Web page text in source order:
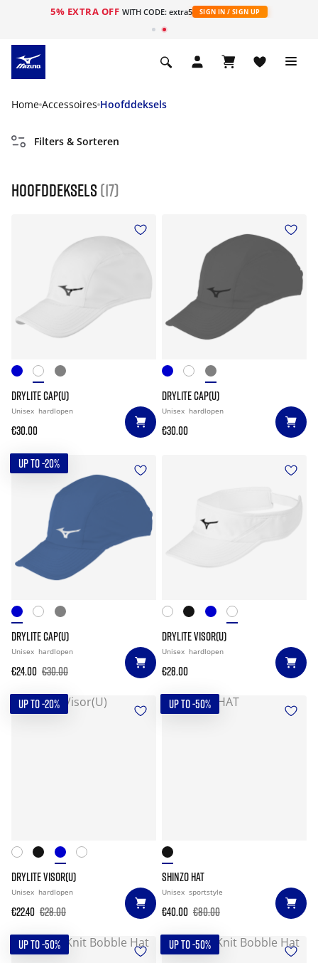
5% EXTRA OFF WITH CODE: extra5 SIGN IN / SIGN UP
Home Accessoires Hoofddeksels
Filters & Sorteren
Hoofddeksels (17)
DRYLITE CAP(U)
Unisex hardlopen
€30.00
DRYLITE CAP(U)
Unisex hardlopen
€30.00
UP TO -20%
DRYLITE CAP(U)
Unisex hardlopen
€24.00 €30.00
DRYLITE VISOR(U)
Unisex hardlopen
€28.00
UP TO -20%
DRYLITE VISOR(U)
Unisex hardlopen
€22.40 €28.00
UP TO -50%
SHINZO HAT
Unisex sportstyle
€40.00 €80.00
UP TO -50% UP TO -50%